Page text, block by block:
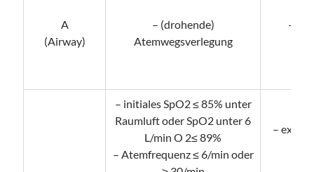
A
(Airway)
– (drohende)
Atemwegsverlegung
–
– initiales SpO2 ≤ 85% unter
Raumluft oder SpO2 unter 6
L/min O 2≤ 89%
– Atemfrequenz ≤ 6/min oder
–